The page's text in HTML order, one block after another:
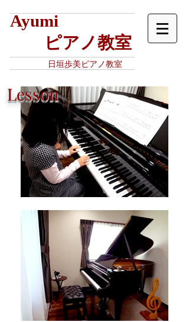
Ayumi
​ ピアノ教室
日垣歩美ピアノ教室
Lesson